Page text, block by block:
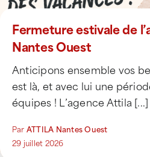
Fermeture estivale de
Nantes Ouest
Anticipons ensemble vos
est là, et avec lui une
équipes ! L’agence Attila [...]
Par ATTILA Nantes Ouest
29 juillet 2026